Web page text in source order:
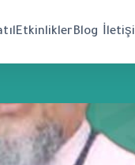
EtkinliklerBlog